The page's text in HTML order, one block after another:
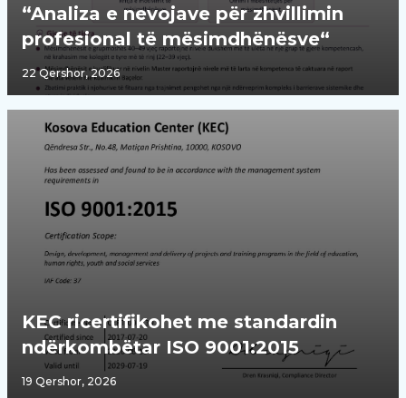
“Analiza e nevojave për zhvillimin
profesional të mësimdhënësve“
22 Qershor, 2026
KEC ricertifikohet me standardin
ndërkombëtar ISO 9001:2015
19 Qershor, 2026